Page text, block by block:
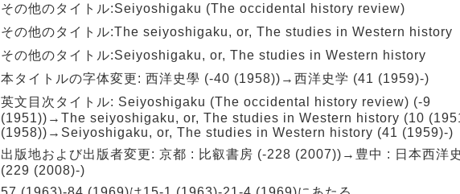
その他のタイトル:Seiyoshigaku (The occidental history review)
その他のタイトル:The seiyoshigaku, or, The studies in Western history
その他のタイトル:Seiyoshigaku, or, The studies in Western history
本タイトルの字体変更: 西洋史學 (-40 (1958))→西洋史学 (41 (1959)-)
英文目次タイトル: Seiyoshigaku (The occidental history review) (-9
(1951))→The seiyoshigaku, or, The studies in Western history (10
(1958))→Seiyoshigaku, or, The studies in Western history (41 (1959)-)
出版地および出版者変更: 京都 : 比叡書房 (-228 (2007))→豊中 : 日本西洋
(229 (2008)-)